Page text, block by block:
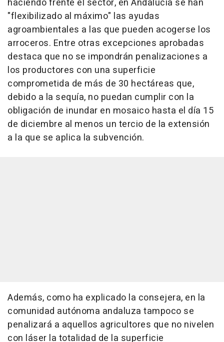
haciendo frente el sector, en Andalucía se han
"flexibilizado al máximo" las ayudas
agroambientales a las que pueden acogerse los
arroceros. Entre otras excepciones aprobadas
destaca que no se impondrán penalizaciones a
los productores con una superficie
comprometida de más de 30 hectáreas que,
debido a la sequía, no puedan cumplir con la
obligación de inundar en mosaico hasta el día 15
de diciembre al menos un tercio de la extensión
a la que se aplica la subvención.
Además, como ha explicado la consejera, en la
comunidad autónoma andaluza tampoco se
penalizará a aquellos agricultores que no nivelen
con láser la totalidad de la superficie